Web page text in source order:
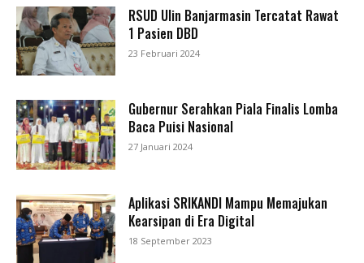
RSUD Ulin Banjarmasin Tercatat Rawat
1 Pasien DBD
23 Februari 2024
Gubernur Serahkan Piala Finalis Lomba
Baca Puisi Nasional
27 Januari 2024
Aplikasi SRIKANDI Mampu Memajukan
Kearsipan di Era Digital
18 September 2023